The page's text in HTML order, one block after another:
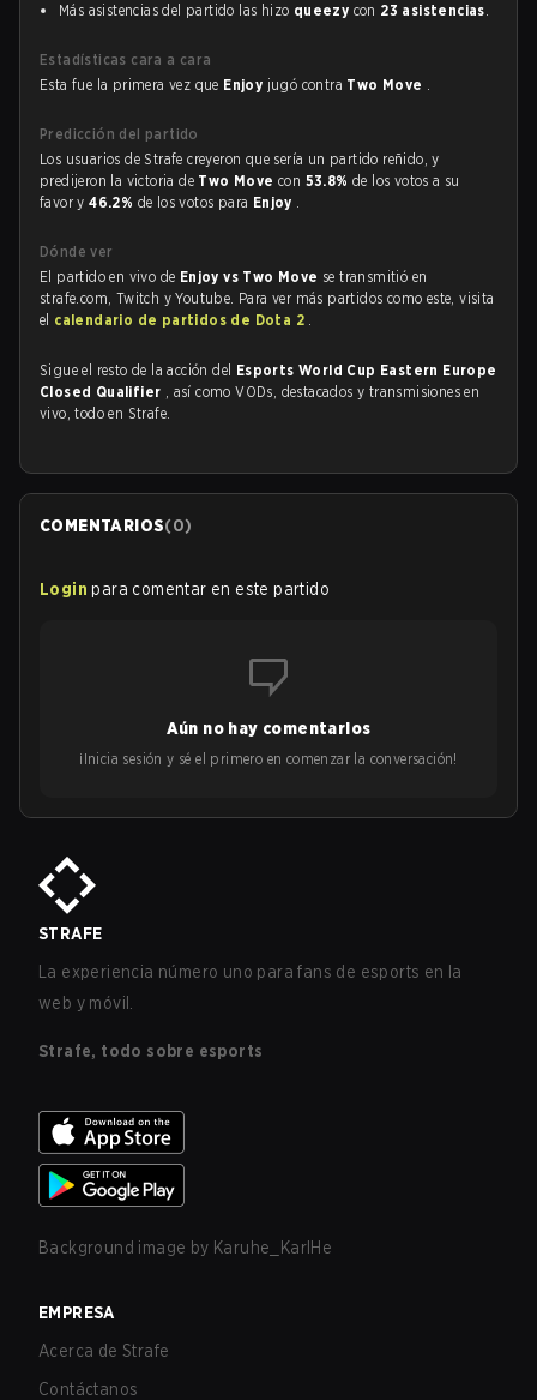
Más asistencias del partido las hizo queezy con 23 asistencias.
Estadísticas cara a cara
Esta fue la primera vez que Enjoy jugó contra Two Move .
Predicción del partido
Los usuarios de Strafe creyeron que sería un partido reñido, y
predijeron la victoria de Two Movecon 53.8%de los votos a su
favor y46.2% de los votos para Enjoy .
Dónde ver
El partido en vivo de Enjoy vs Two Move se transmitió en
strafe.com, Twitch y Youtube. Para ver más partidos como este, visita
el calendario de partidos de Dota 2 .
Sigue el resto de la acción del Esports World Cup Eastern Europe
Closed Qualifier , así como VODs, destacados y transmisiones en
vivo, todo en Strafe.
COMENTARIOS(0)
Login para comentar en este partido
Aún no hay comentarios
¡Inicia sesión y sé el primero en comenzar la conversación!
STRAFE
La experiencia número uno para fans de esports en la
web y móvil.
Strafe, todo sobre esports
Background image by Karuhe_KarlHe
EMPRESA
Acerca de Strafe
Contáctanos